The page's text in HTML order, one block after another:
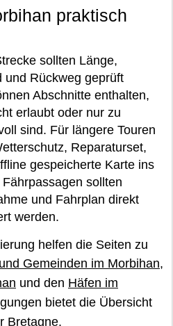
praktisch
sollten Länge,
und Rückweg geprüft
Abschnitte enthalten,
erlaubt oder nur zu
sind. Für längere Touren
Reparaturset,
gespeicherte Karte ins
sollten
und Fahrplan direkt
werden.
helfen die Seiten zu
Gemeinden im Morbihan,
und den Häfen im
bietet die Übersicht
Bretagne.